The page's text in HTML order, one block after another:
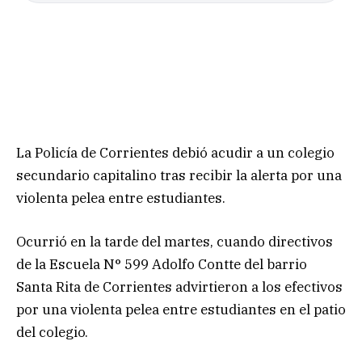
La Policía de Corrientes debió acudir a un colegio
secundario capitalino tras recibir la alerta por una
violenta pelea entre estudiantes.
Ocurrió en la tarde del martes, cuando directivos
de la Escuela N° 599 Adolfo Contte del barrio
Santa Rita de Corrientes advirtieron a los efectivos
por una violenta pelea entre estudiantes en el patio
del colegio.